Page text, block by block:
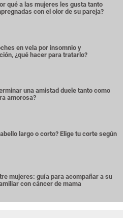
qué a las mujeres les gusta tanto
con el olor de su pareja?
en vela por insomnio y
¿qué hacer para tratarlo?
una amistad duele tanto como
amorosa?
largo o corto? Elige tu corte según
mujeres: guía para acompañar a su
con cáncer de mama